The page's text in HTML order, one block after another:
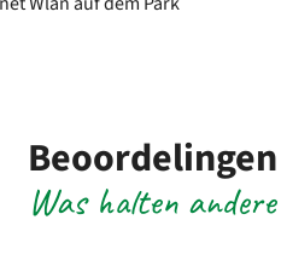
Was halten
Beoordelingen